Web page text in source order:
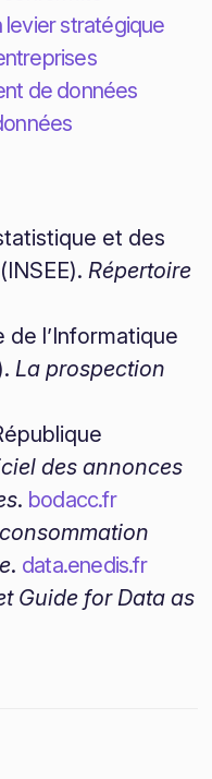
levier stratégique
de données
et des
Répertoire
de l’Informatique
La prospection
des annonces
. bodacc.fr
. data.enedis.fr
Guide for Data as